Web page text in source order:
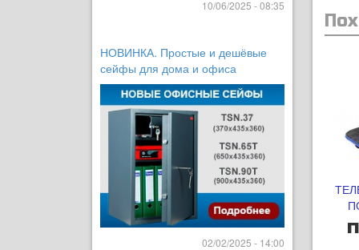
10/06/2025 - 08:35
НОВИНКА. Простые и дешёвые
сейфы для дома и офиса
02/02/2025 - 14:00